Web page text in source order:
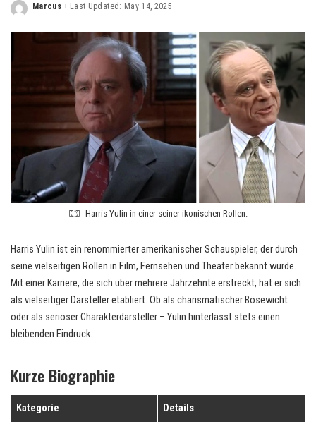
Posted
Marcus Last Updated: May 14, 2025
Harris Yulin in einer seiner ikonischen Rollen.
Harris Yulin ist ein renommierter amerikanischer Schauspieler, der durch
seine vielseitigen Rollen in Film, Fernsehen und Theater bekannt wurde.
Mit einer Karriere, die sich über mehrere Jahrzehnte erstreckt, hat er sich
als vielseitiger Darsteller etabliert. Ob als charismatischer Bösewicht
oder als seriöser Charakterdarsteller – Yulin hinterlässt stets einen
bleibenden Eindruck.
Kurze Biographie
Kategorie Details